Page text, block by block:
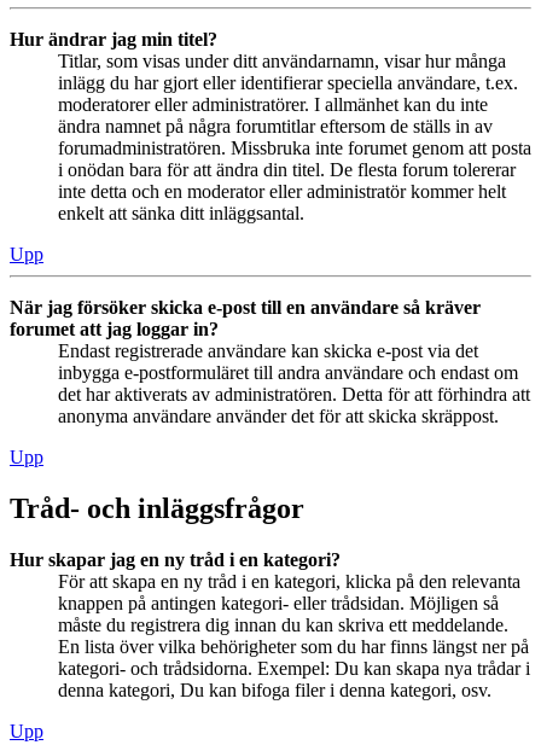
Hur ändrar jag min titel?
Titlar, som visas under ditt användarnamn, visar hur många
inlägg du har gjort eller identifierar speciella användare, t.ex.
moderatorer eller administratörer. I allmänhet kan du inte
ändra namnet på några forumtitlar eftersom de ställs in av
forumadministratören. Missbruka inte forumet genom att posta
i onödan bara för att ändra din titel. De flesta forum tolererar
inte detta och en moderator eller administratör kommer helt
enkelt att sänka ditt inläggsantal.
Upp
När jag försöker skicka e-post till en användare så kräver
forumet att jag loggar in?
Endast registrerade användare kan skicka e-post via det
inbygga e-postformuläret till andra användare och endast om
det har aktiverats av administratören. Detta för att förhindra att
anonyma användare använder det för att skicka skräppost.
Upp
Tråd- och inläggsfrågor
Hur skapar jag en ny tråd i en kategori?
För att skapa en ny tråd i en kategori, klicka på den relevanta
knappen på antingen kategori- eller trådsidan. Möjligen så
måste du registrera dig innan du kan skriva ett meddelande.
En lista över vilka behörigheter som du har finns längst ner på
kategori- och trådsidorna. Exempel: Du kan skapa nya trådar i
denna kategori, Du kan bifoga filer i denna kategori, osv.
Upp